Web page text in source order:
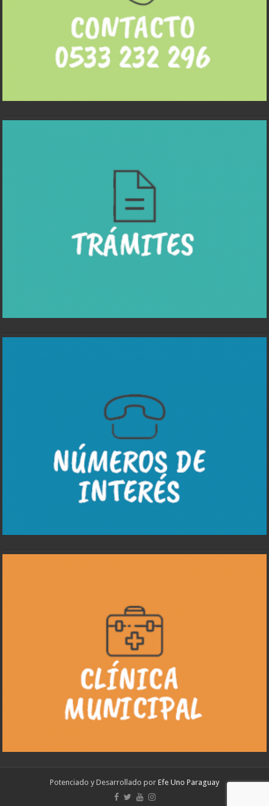
Potenciado y Desarrollado por Efe Uno Paraguay